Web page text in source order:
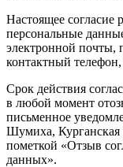
Настоящее согласие
персональные
электронной почты,
контактный
Срок действия
в любой момент
письменное
Шумиха,
пометкой «Отзыв
данных».